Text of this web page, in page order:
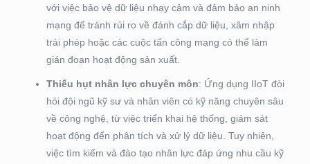
với việc bảo vệ dữ liệu nhạy cảm và đảm bảo an ninh
mạng để tránh rủi ro về đánh cắp dữ liệu, xâm nhập
trái phép hoặc các cuộc tấn công mạng có thể làm
gián đoạn hoạt động sản xuất.
Thiếu hụt nhân lực chuyên môn: Ứng dụng IIoT đòi
hỏi đội ngũ kỹ sư và nhân viên có kỹ năng chuyên sâu
về công nghệ, từ việc triển khai hệ thống, giám sát
hoạt động đến phân tích và xử lý dữ liệu. Tuy nhiên,
việc tìm kiếm và đào tạo nhân lực đáp ứng nhu cầu kỹ